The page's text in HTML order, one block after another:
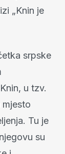
„Knin je
srpske
u tzv.
mjesto
Tu je
su